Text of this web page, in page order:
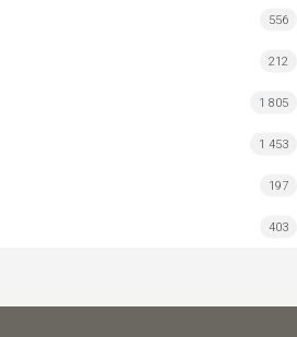
556
212
1 805
1 453
197
403